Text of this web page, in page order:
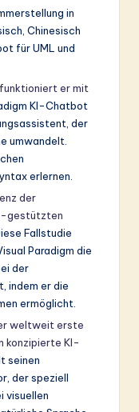
in
Chinesisch
für UML und
er mit
KI-Chatbot
der
umwandelt.
erlernen.
der
gestützten
Fallstudie
Paradigm die
der
indem er die
ermöglicht.
weltweit erste
konzipierte KI-
seinen
der speziell
visuellen